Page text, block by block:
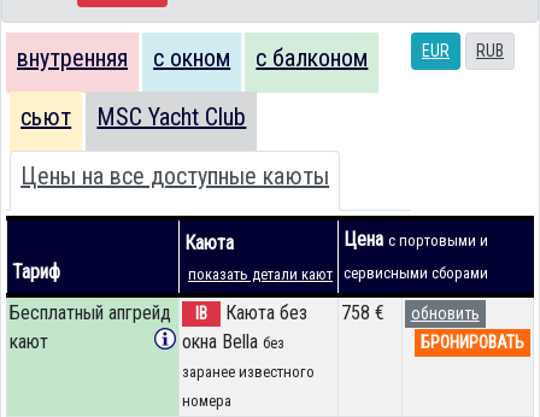
EUR RUB
внутренняя с окном с балконом
сьют MSC Yacht Club
Цены на все доступные каюты
Тариф
Каюта
показать детали кают
Цена с портовыми и
сервисными сборами
Бесплатный апгрейд
кают
IB
Каюта без
окна Bella без
заранее известного
номера
758 €
обновить
БРОНИРОВАТЬ